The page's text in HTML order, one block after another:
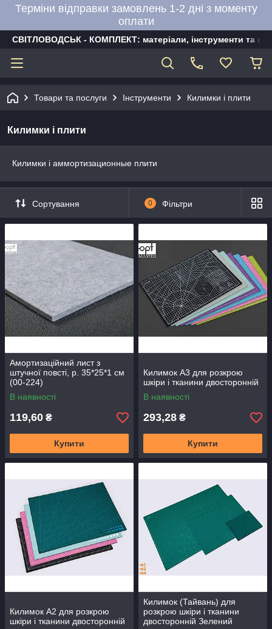
Терміни відправки замовлень 1-2 дні з моменту
оплати
СВІТЛОВОДСЬК - КОМПЛЕКТ: матеріали, інструменти та
Товари та послуги Інструменти Килимки і плити
Килимки і плити
Килимки і аммортизационные плити
Сортування 0 Фільтри
Амортизаційний лист з
штучної повсті, р. 35*25*1 см
(00-224)
В наявності
119,60 ₴
Купити
Килимок А3 для розкрою
шкіри і тканини двосторонній
В наявності
293,28 ₴
Купити
Килимок А2 для розкрою
шкіри і тканини двосторонній
Килимок (Тайвань) для
розкрою шкіри і тканини
двосторонній Зелений